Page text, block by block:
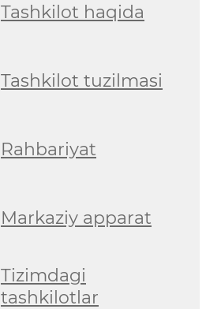
Tashkilot haqida
Tashkilot tuzilmasi
Rahbariyat
Markaziy apparat
Tizimdagi
tashkilotlar